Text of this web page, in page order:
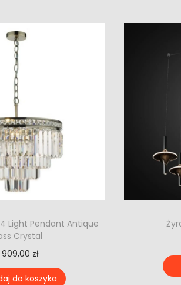
Light Pendant Antique
Crystal
zł
do koszyka